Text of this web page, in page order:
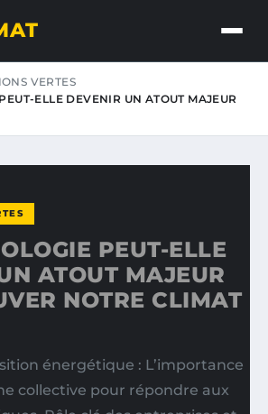
VERTES
ELLE DEVENIR UN ATOUT MAJEUR
PEUT-ELLE
ATOUT MAJEUR
NOTRE CLIMAT
énergétique : L’importance
collective pour répondre aux